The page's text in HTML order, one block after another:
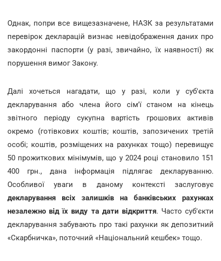
Однак, попри все вищезазначене, НАЗК за результатами
перевірок декларацій визнає невідображення даних про
закордонні паспорти (у разі, звичайно, їх наявності) як
порушення вимог Закону.
Далі хочеться нагадати, що у разі, коли у суб'єкта
декларування або члена його сім'ї станом на кінець
звітного періоду сукупна вартість грошових активів
окремо (готівкових коштів; коштів, запозичених третій
особі; коштів, розміщених на рахунках тощо) перевищує
50 прожиткових мінімумів, що у 2024 році становило 151
400 грн., дана інформація підлягає декларуванню.
Особливої уваги в даному контексті заслуговує
декларування всіх залишків на банківських рахунках
незалежно від їх виду та дати відкриття. Часто суб'єкти
декларування забувають про такі рахунки як депозитний
«Скарбничка», поточний «Національний кешбек» тощо.